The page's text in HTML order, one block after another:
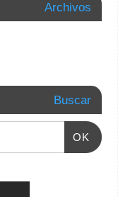
Archivos
Buscar
OK